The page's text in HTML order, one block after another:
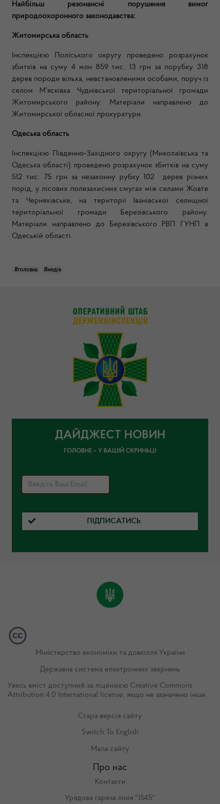
Найбільш резонансні порушення вимог
природоохоронного законодавства:
Житомирська область
Інспекцією Поліського округу проведено розрахунок
збитків на суму 4 млн 859 тис. 13 грн за порубку 318
дерев породи вільха, невстановленими особами, поруч із
селом М’ясківка Чуднівської територіальної громади
Житомирського району. Матеріали направлено до
Житомирської обласної прокуратури.
Одеська область
Інспекцією Південно-Західного округу (Миколаївська та
Одеська області) проведено розрахунок збитків на суму
512 тис. 75 грн за незаконну рубку 102
дерев різних
порід, у лісових полезахисних смугах між селами Жовте
та Черняхівське, на території Іванівської селищної
територіальної громади Березівського району.
Матеріали направлено до Березівського РВП ГУНП в
Одеській області.
#головна #медіа
ДАЙДЖЕСТ НОВИН
ГОЛОВНЕ – У ВАШІЙ СКРИНЬЦІ
ПІДПИСАТИСЬ
Міністерство економіки та довкілля України
Державна система електронних звернень
Увесь вміст доступний за ліцензією Creative Commons
Attribution 4.0 International license, якщо не зазначено інше.
Стара версія сайту
Switch To English
Мапа сайту
Про нас
Контакти
Урядова гаряча лінія "1545"